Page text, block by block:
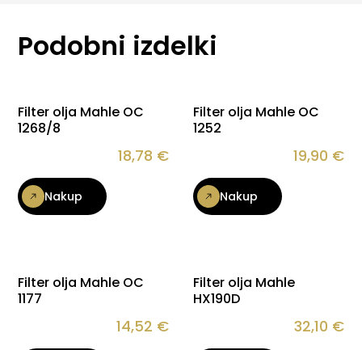
Podobni izdelki
Filter olja Mahle OC
1268/8
18,78 €
Nakup
Filter olja Mahle OC
1252
19,90 €
Nakup
Filter olja Mahle OC
1177
14,52 €
Filter olja Mahle
HX190D
32,10 €